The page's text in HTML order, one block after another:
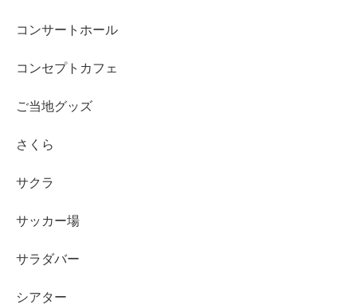
コンサートホール
コンセプトカフェ
ご当地グッズ
さくら
サクラ
サッカー場
サラダバー
シアター